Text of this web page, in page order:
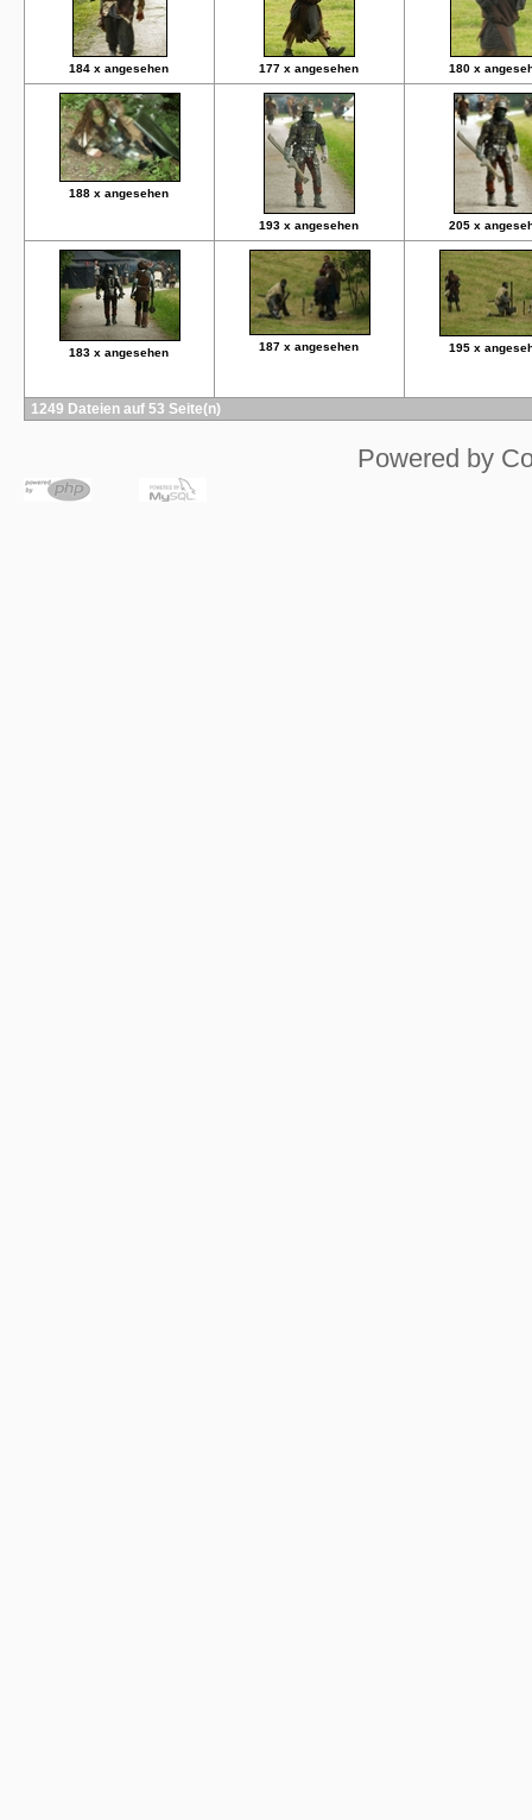
184 x angesehen 177 x angesehen 180 x
188 x angesehen
193 x angesehen 205 x
183 x angesehen 187 x angesehen 195 x
1249 Dateien auf 53 Seite(n)
Powered by